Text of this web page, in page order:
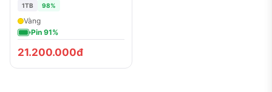
1TB 98%
Vàng
Pin 91%
21.200.000đ